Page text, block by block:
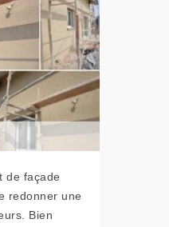
de façade
redonner une
Bien